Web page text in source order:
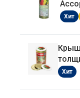
Хит
Хит